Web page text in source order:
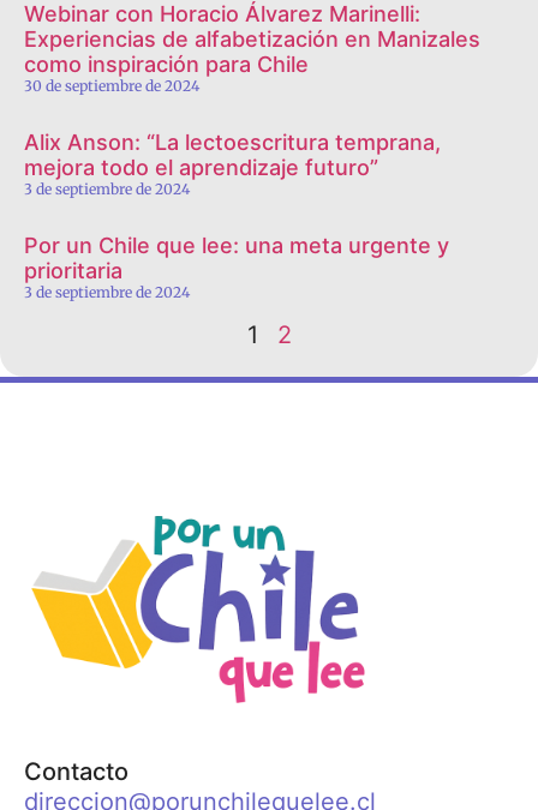
Webinar con Horacio Álvarez Marinelli:
Experiencias de alfabetización en Manizales
como inspiración para Chile
30 de septiembre de 2024
Alix Anson: “La lectoescritura temprana,
mejora todo el aprendizaje futuro”
3 de septiembre de 2024
Por un Chile que lee: una meta urgente y
prioritaria
3 de septiembre de 2024
1 2
Contacto
direccion@porunchilequelee.cl